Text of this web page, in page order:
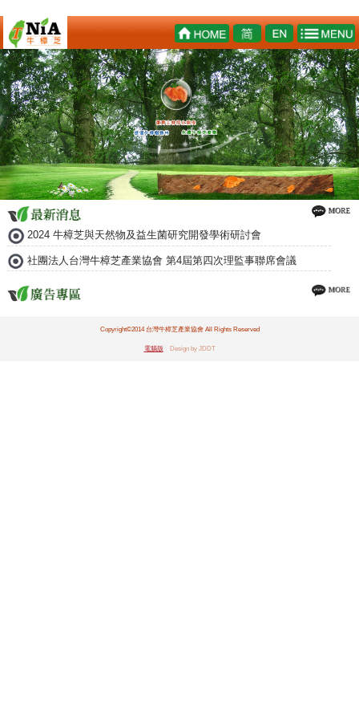
2024 牛樟芝與天然物及益生菌研究開發學術研討會
社團法人台灣牛樟芝產業協會 第4屆第四次理監事聯席會議
Copyright©2014 台灣牛樟芝產業協會 All Rights Reserved
電腦版 Design by JDDT